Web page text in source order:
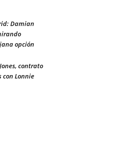
Damian
opción
contrato
con Lonnie